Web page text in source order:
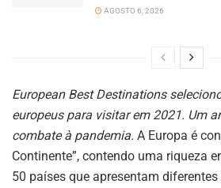
AGOSTO 6, 2026
European Best Destinations
europeus para visitar em 2021. Um
combate à pandemia. A Europa é
Continente”, contendo uma riqueza
50 países que apresentam